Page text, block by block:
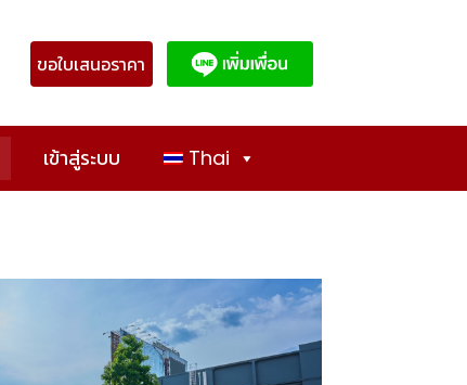
ขอใบเสนอราคา
เข้าสู่ระบบ Thai